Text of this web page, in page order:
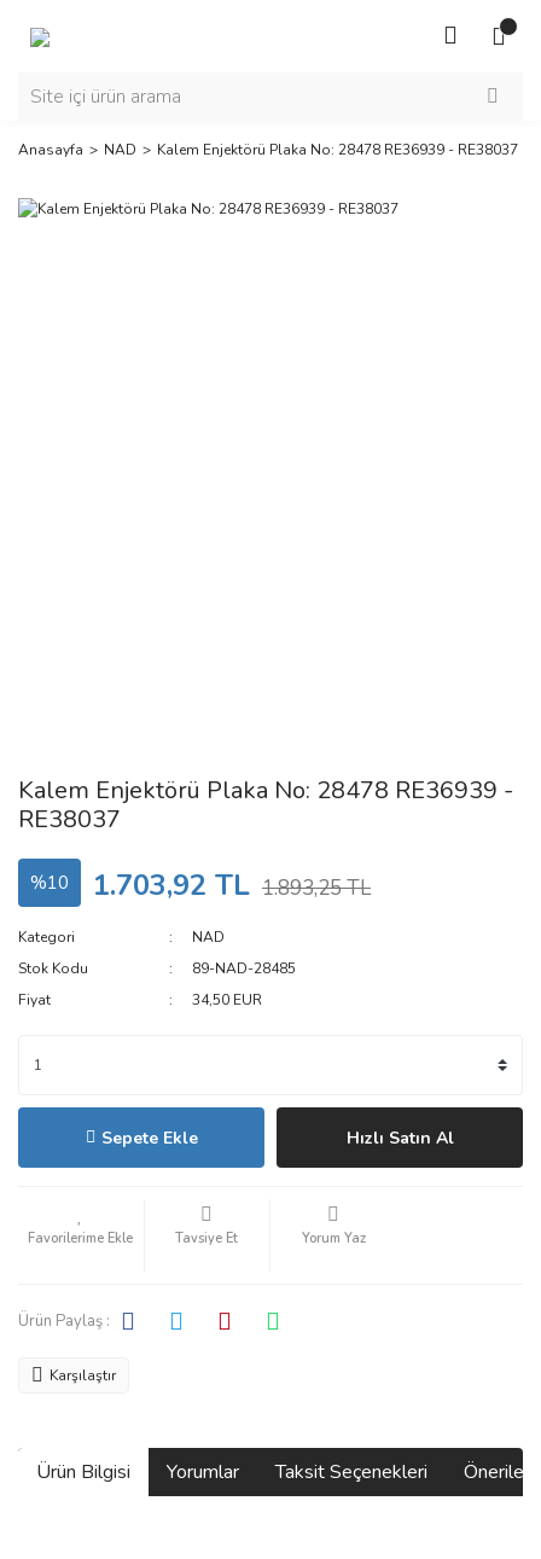
Anasayfa NAD Kalem Enjektörü Plaka No: 28478 RE36939 - RE38037
Kalem Enjektörü Plaka No: 28478 RE36939 -
RE38037
%10 1.703,92 TL 1.893,25 TL
Kategori
NAD
Stok Kodu
89-NAD-28485
Fiyat
34,50 EUR
Sepete Ekle Hızlı Satın Al
Tavsiye Et Yorum Yaz
Ürün Paylaş :
Karşılaştır
Ürün Bilgisi Yorumlar Taksit Seçenekleri